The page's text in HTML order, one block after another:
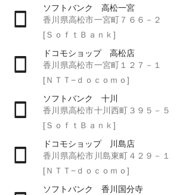
ソフトバンク 高松一宮
香川県高松市一宮町７６６－２
[ＳｏｆｔＢａｎｋ]
ドコモショップ 高松店
香川県高松市一宮町１２７－１
[ＮＴＴ−ｄｏｃｏｍｏ]
ソフトバンク 十川
香川県高松市十川西町３９５－５
[ＳｏｆｔＢａｎｋ]
ドコモショップ 川島店
香川県高松市川島東町４２９－１
[ＮＴＴ−ｄｏｃｏｍｏ]
ソフトバンク 香川国分寺